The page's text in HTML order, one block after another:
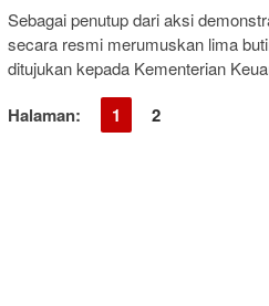
Sebagai penutup dari aksi
secara resmi merumuskan lima
ditujukan kepada Kementerian
Halaman: 1 2